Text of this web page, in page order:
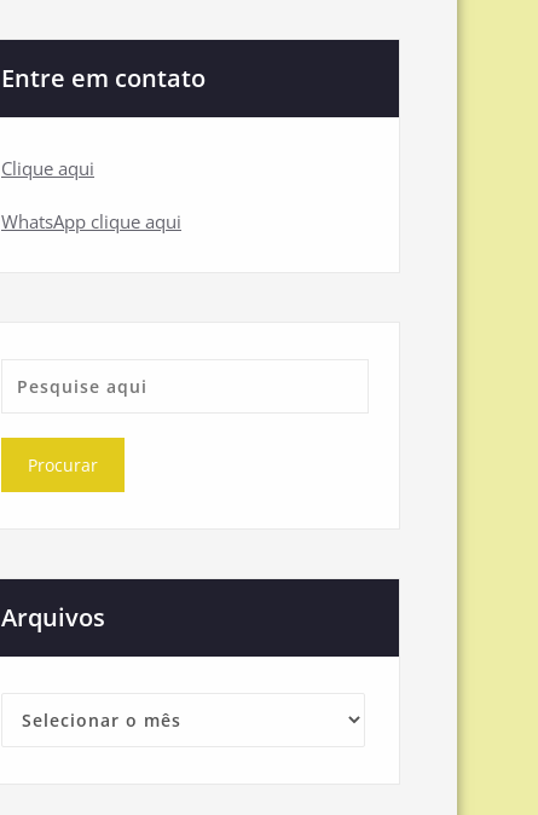
Entre em contato
Clique aqui
WhatsApp clique aqui
Arquivos